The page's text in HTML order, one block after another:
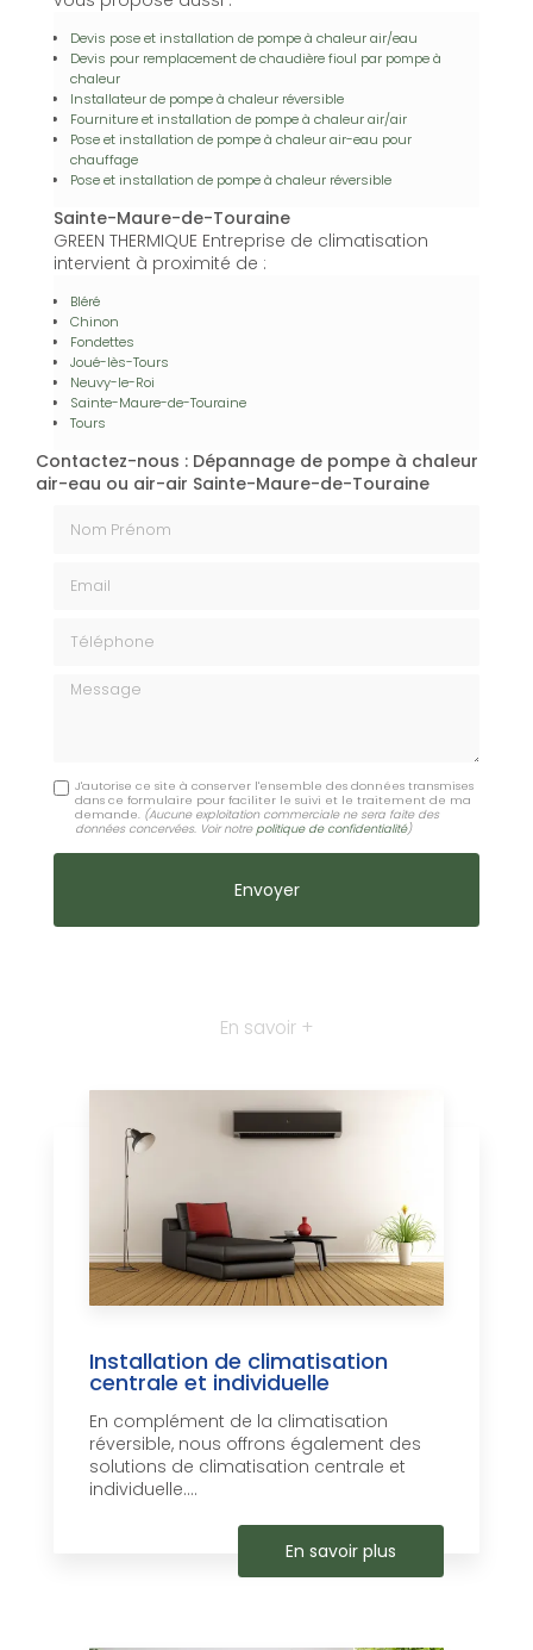
Devis pose et installation de pompe à chaleur air/eau
Devis pour remplacement de chaudière fioul par pompe à
chaleur
Installateur de pompe à chaleur réversible
Fourniture et installation de pompe à chaleur air/air
Pose et installation de pompe à chaleur air-eau pour
chauffage
Pose et installation de pompe à chaleur réversible
Sainte-Maure-de-Touraine
GREEN THERMIQUE Entreprise de climatisation
intervient à proximité de :
Bléré
Chinon
Fondettes
Joué-lès-Tours
Neuvy-le-Roi
Sainte-Maure-de-Touraine
Tours
Contactez-nous : Dépannage de pompe à chaleur
air-eau ou air-air Sainte-Maure-de-Touraine
Message
J'autorise ce site à conserver l'ensemble des données transmises
dans ce formulaire pour faciliter le suivi et le traitement de ma
demande. (Aucune exploitation commerciale ne sera faite des
données concervées. Voir notre politique de confidentialité)
En savoir +
Installation de climatisation
centrale et individuelle
En complément de la climatisation
réversible, nous offrons également des
solutions de climatisation centrale et
individuelle....
En savoir plus